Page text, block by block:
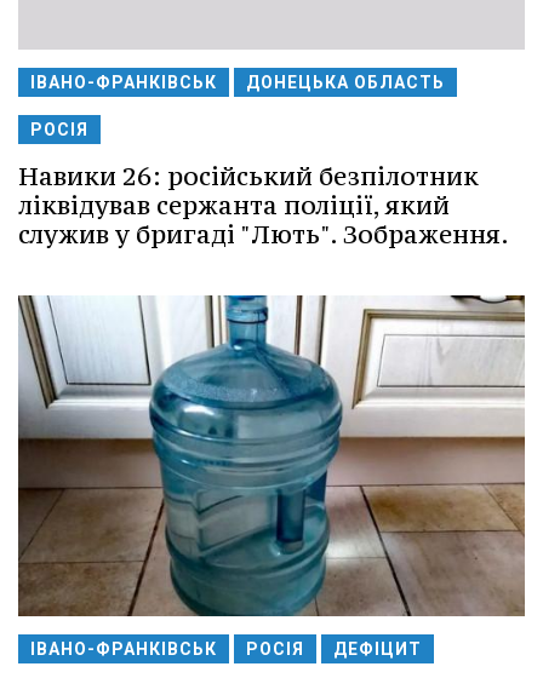
ІВАНО-ФРАНКІВСЬК ДОНЕЦЬКА ОБЛАСТЬ
РОСІЯ
Навики 26: російський безпілотник
ліквідував сержанта поліції, який
служив у бригаді "Лють". Зображення.
ІВАНО-ФРАНКІВСЬК РОСІЯ ДЕФІЦИТ